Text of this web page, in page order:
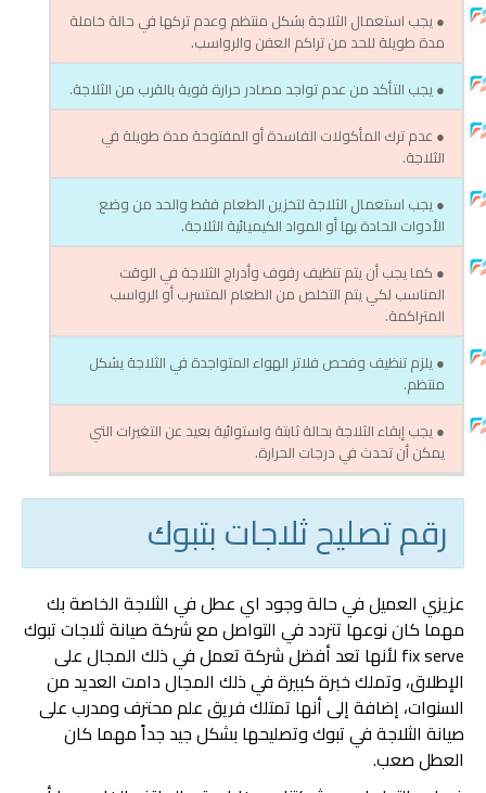
● يجب استعمال الثلاجة بشكل منتظم وعدم تركها في حالة خاملة
مدة طويلة للحد من تراكم العفن والرواسب.
● يجب التأكد من عدم تواجد مصادر حرارة قوية بالقرب من الثلاجة.
● عدم ترك المأكولات الفاسدة أو المفتوحة مدة طويلة في
الثلاجة.
● يجب استعمال الثلاجة لتخزين الطعام فقط والحد من وضع
الأدوات الحادة بها أو المواد الكيميائية الثلاجة.
● كما يجب أن يتم تنظيف رفوف وأدراج الثلاجة في الوقت
المناسب لكي يتم التخلص من الطعام المتسرب أو الرواسب
المتراكمة.
● يلزم تنظيف وفحص فلاتر الهواء المتواجدة في الثلاجة يشكل
منتظم.
● يجب إبقاء الثلاجة بحالة ثابتة واستوائية بعيد عن التغيرات التي
يمكن أن تحدث في درجات الحرارة.
رقم تصليح ثلاجات بتبوك
عزيزي العميل في حالة وجود اي عطل في الثلاجة الخاصة بك
مهما كان نوعها تتردد في التواصل مع شركة صيانة ثلاجات تبوك
fix serve لأنها تعد أفضل شركة تعمل في ذلك المجال على
الإطلاق، وتملك خبرة كبيرة في ذلك المجال دامت العديد من
السنوات، إضافة إلى أنها تمتلك فريق علم محترف ومدرب على
صيانة الثلاجة في تبوك وتصليحها بشكل جيد جداً مهما كان
العطل صعب.